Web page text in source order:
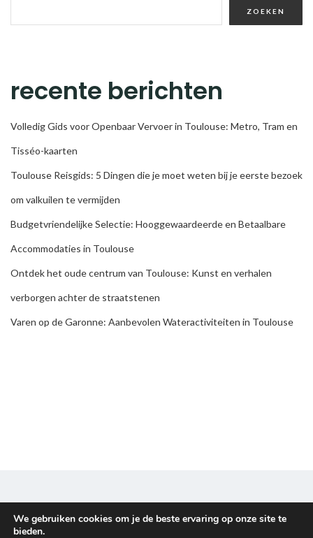
ZOEKEN
recente berichten
Volledig Gids voor Openbaar Vervoer in Toulouse: Metro, Tram en
Tisséo-kaarten
Toulouse Reisgids: 5 Dingen die je moet weten bij je eerste bezoek
om valkuilen te vermijden
Budgetvriendelijke Selectie: Hooggewaardeerde en Betaalbare
Accommodaties in Toulouse
Ontdek het oude centrum van Toulouse: Kunst en verhalen
verborgen achter de straatstenen
Varen op de Garonne: Aanbevolen Wateractiviteiten in Toulouse
Disclaimer & Privacy policy
We gebruiken cookies om je de beste ervaring op onze site te
bieden.